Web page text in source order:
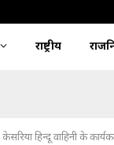
राष्ट्रीय
केसरिया हिन्दू वाहिनी के